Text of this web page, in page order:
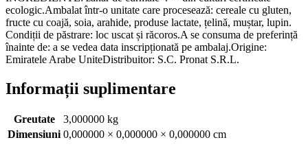
ecologic.Ambalat într-o unitate care procesează: cereale cu gluten,
fructe cu coajă, soia, arahide, produse lactate, țelină, muștar, lupin.
Condiții de păstrare: loc uscat și răcoros.A se consuma de preferință
înainte de: a se vedea data inscripționată pe ambalaj.Origine:
Emiratele Arabe UniteDistribuitor: S.C. Pronat S.R.L.
Informații suplimentare
Greutate
3,000000 kg
Dimensiuni 0,000000 × 0,000000 × 0,000000 cm